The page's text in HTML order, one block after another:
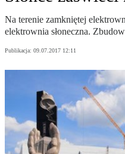
Na terenie zamkniętej
elektrownia słoneczna.
Publikacja: 09.07.2017 12:11